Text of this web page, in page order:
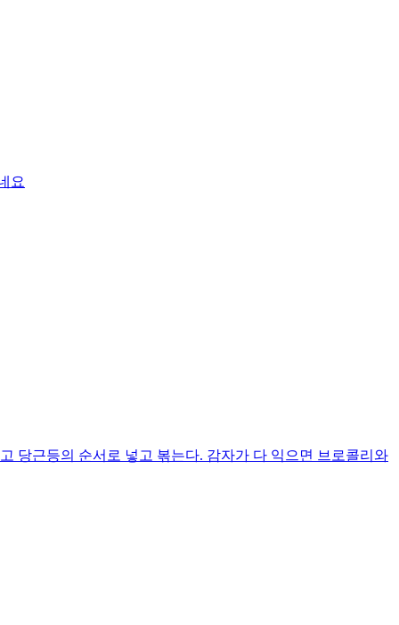
요
당근등의 순서로 넣고 볶는다. 감자가 다 익으면 브로콜리와